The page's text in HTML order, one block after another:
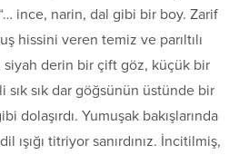
ince, narin, dal gibi bir boy. Zarif
hissini veren temiz ve parıltılı
siyah derin bir çift göz, küçük bir
sık sık dar göğsünün üstünde bir
dolaşırdı. Yumuşak bakışlarında
ışığı titriyor sanırdınız. İncitilmiş,